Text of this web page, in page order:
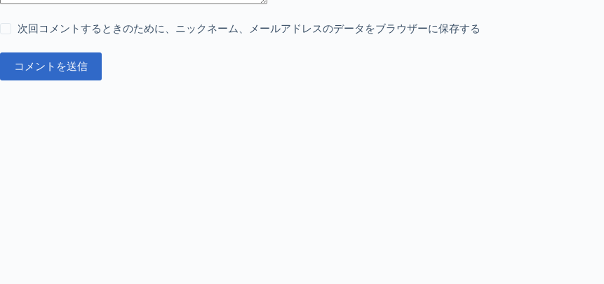
次回コメントするときのために、ニックネーム、メールアドレスのデータをブラウザーに保存する
コメントを送信